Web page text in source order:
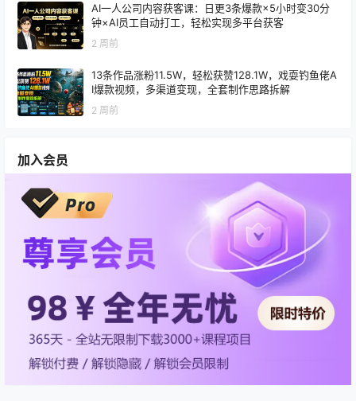
AI一人公司内容获客课：日更3条爆款×5小时变30分
钟×AI员工自动打工，轻松实现多平台获客
2 周前
13条作品涨粉11.5W，轻松获赞128.1W，戏耍钓鱼佬A
I爆款视频，多渠道变现，全套制作思路拆解
2 周前
加入会员